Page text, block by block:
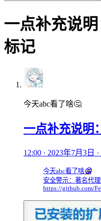
一点补充说
标记
今天abc看了啥🤔
一点补充说明
12:00 · 2023年7月3日
今天abc看了啥🤔
安全警示：著名代
https://github.com/